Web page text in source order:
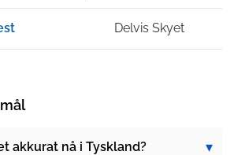
Delvis Skyet
akkurat nå i Tyskland?